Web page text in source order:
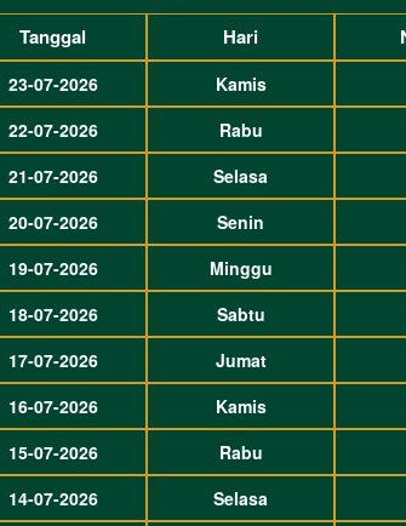
Tanggal Hari
23-07-2026 Kamis
22-07-2026
Rabu
21-07-2026
Selasa
20-07-2026
Senin
19-07-2026
Minggu
18-07-2026
Sabtu
17-07-2026
Jumat
16-07-2026
Kamis
15-07-2026
Rabu
14-07-2026
Selasa